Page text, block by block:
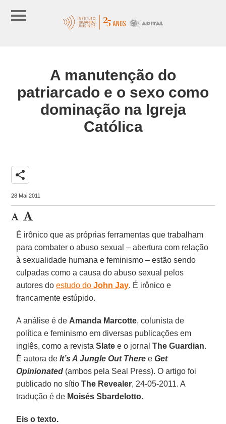
A manutenção do
patriarcado e o sexo como
dominação na Igreja
Católica
share
28 Mai 2011
É irônico que as próprias ferramentas que trabalham
para combater o abuso sexual – abertura com relação
à sexualidade humana e feminismo – estão sendo
culpadas como a causa do abuso sexual pelos
autores doestudo doJohn Jay. É irônico e
francamente estúpido.
A análise é de Amanda Marcotte, colunista de
política e feminismo em diversas publicações em
inglês, como a revistaSlate e o jornalThe Guardian.
É autora deIt’s A Jungle Out There eGet
Opinionated (ambos pela Seal Press). O artigo foi
publicado no sítioThe Revealer, 24-05-2011. A
tradução é de Moisés Sbardelotto.
Eis o texto.